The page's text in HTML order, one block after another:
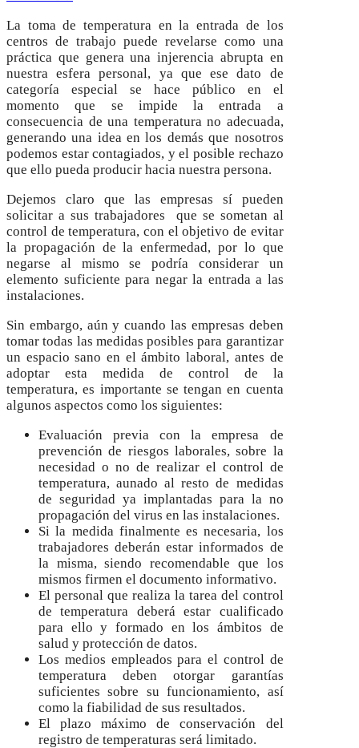
La toma de temperatura en la entrada de los
centros de trabajo puede revelarse como una
práctica que genera una injerencia abrupta en
nuestra esfera personal, ya que ese dato de
categoría especial se hace público en el
momento que se impide la entrada a
consecuencia de una temperatura no adecuada,
generando una idea en los demás que nosotros
podemos estar contagiados, y el posible rechazo
que ello pueda producir hacia nuestra persona.
Dejemos claro que las empresas sí pueden
solicitar a sus trabajadores que se sometan al
control de temperatura, con el objetivo de evitar
la propagación de la enfermedad, por lo que
negarse al mismo se podría considerar un
elemento suficiente para negar la entrada a las
instalaciones.
Sin embargo, aún y cuando las empresas deben
tomar todas las medidas posibles para garantizar
un espacio sano en el ámbito laboral, antes de
adoptar esta medida de control de la
temperatura, es importante se tengan en cuenta
algunos aspectos como los siguientes:
Evaluación previa con la empresa de
prevención de riesgos laborales, sobre la
necesidad o no de realizar el control de
temperatura, aunado al resto de medidas
de seguridad ya implantadas para la no
propagación del virus en las instalaciones.
Si la medida finalmente es necesaria, los
trabajadores deberán estar informados de
la misma, siendo recomendable que los
mismos firmen el documento informativo.
El personal que realiza la tarea del control
de temperatura deberá estar cualificado
para ello y formado en los ámbitos de
salud y protección de datos.
Los medios empleados para el control de
temperatura deben otorgar garantías
suficientes sobre su funcionamiento, así
como la fiabilidad de sus resultados.
El plazo máximo de conservación del
registro de temperaturas será limitado.